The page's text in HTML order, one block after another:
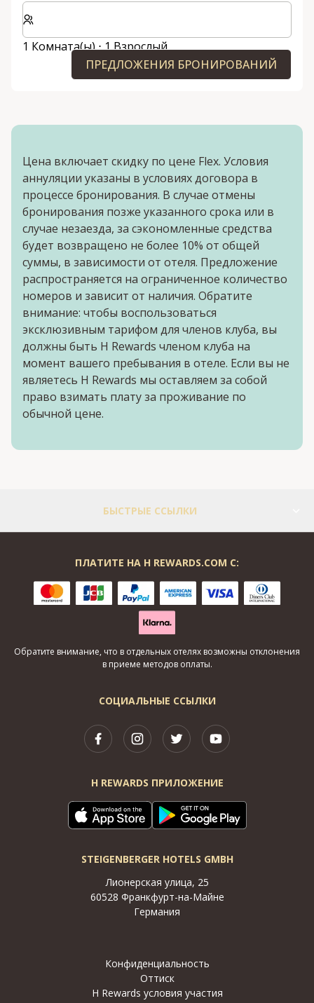
Выберите количество комнат и гостей для вашего
1 Комната(ы) ⋅ 1 Взрослый
ПРЕДЛОЖЕНИЯ БРОНИРОВАНИЙ
Цена включает скидку по цене Flex. Условия
аннуляции указаны в условиях договора в
процессе бронирования. В случае отмены
бронирования позже указанного срока или в
случае незаезда, за сэкономленные средства
будет возвращено не более 10% от общей
суммы, в зависимости от отеля. Предложение
распространяется на ограниченное количество
номеров и зависит от наличия. Обратите
внимание: чтобы воспользоваться
эксклюзивным тарифом для членов клуба, вы
должны быть H Rewards членом клуба на
момент вашего пребывания в отеле. Если вы не
являетесь H Rewards мы оставляем за собой
право взимать плату за проживание по
обычной цене.
БЫСТРЫЕ ССЫЛКИ
СОЦИАЛЬНЫЕ ССЫЛКИ
H REWARDS ПРИЛОЖЕНИЕ
STEIGENBERGER HOTELS GMBH
Лионерская улица, 25
60528 Франкфурт-на-Майне
Германия
ПЛАТИТЕ НА H REWARDS.COM С:
Обратите внимание, что в отдельных отелях возможны отклонения
в приеме методов оплаты.
Конфиденциальность
Оттиск
H Rewards условия участия